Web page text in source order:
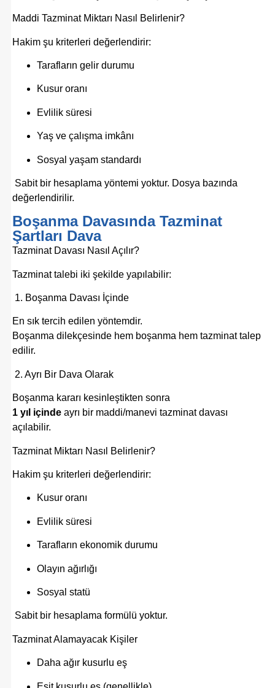
Maddi Tazminat Miktarı Nasıl Belirlenir?
Hakim şu kriterleri değerlendirir:
Tarafların gelir durumu
Kusur oranı
Evlilik süresi
Yaş ve çalışma imkânı
Sosyal yaşam standardı
Sabit bir hesaplama yöntemi yoktur. Dosya bazında
değerlendirilir.
Boşanma Davasında Tazminat
Şartları Dava
Tazminat Davası Nasıl Açılır?
Tazminat talebi iki şekilde yapılabilir:
1. Boşanma Davası İçinde
En sık tercih edilen yöntemdir.
Boşanma dilekçesinde hem boşanma hem tazminat talep
edilir.
2. Ayrı Bir Dava Olarak
Boşanma kararı kesinleştikten sonra
1 yıl içinde ayrı bir maddi/manevi tazminat davası
açılabilir.
Tazminat Miktarı Nasıl Belirlenir?
Hakim şu kriterleri değerlendirir:
Kusur oranı
Evlilik süresi
Tarafların ekonomik durumu
Olayın ağırlığı
Sosyal statü
Sabit bir hesaplama formülü yoktur.
Tazminat Alamayacak Kişiler
Daha ağır kusurlu eş